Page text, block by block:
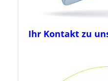
Ihr Kontakt zu